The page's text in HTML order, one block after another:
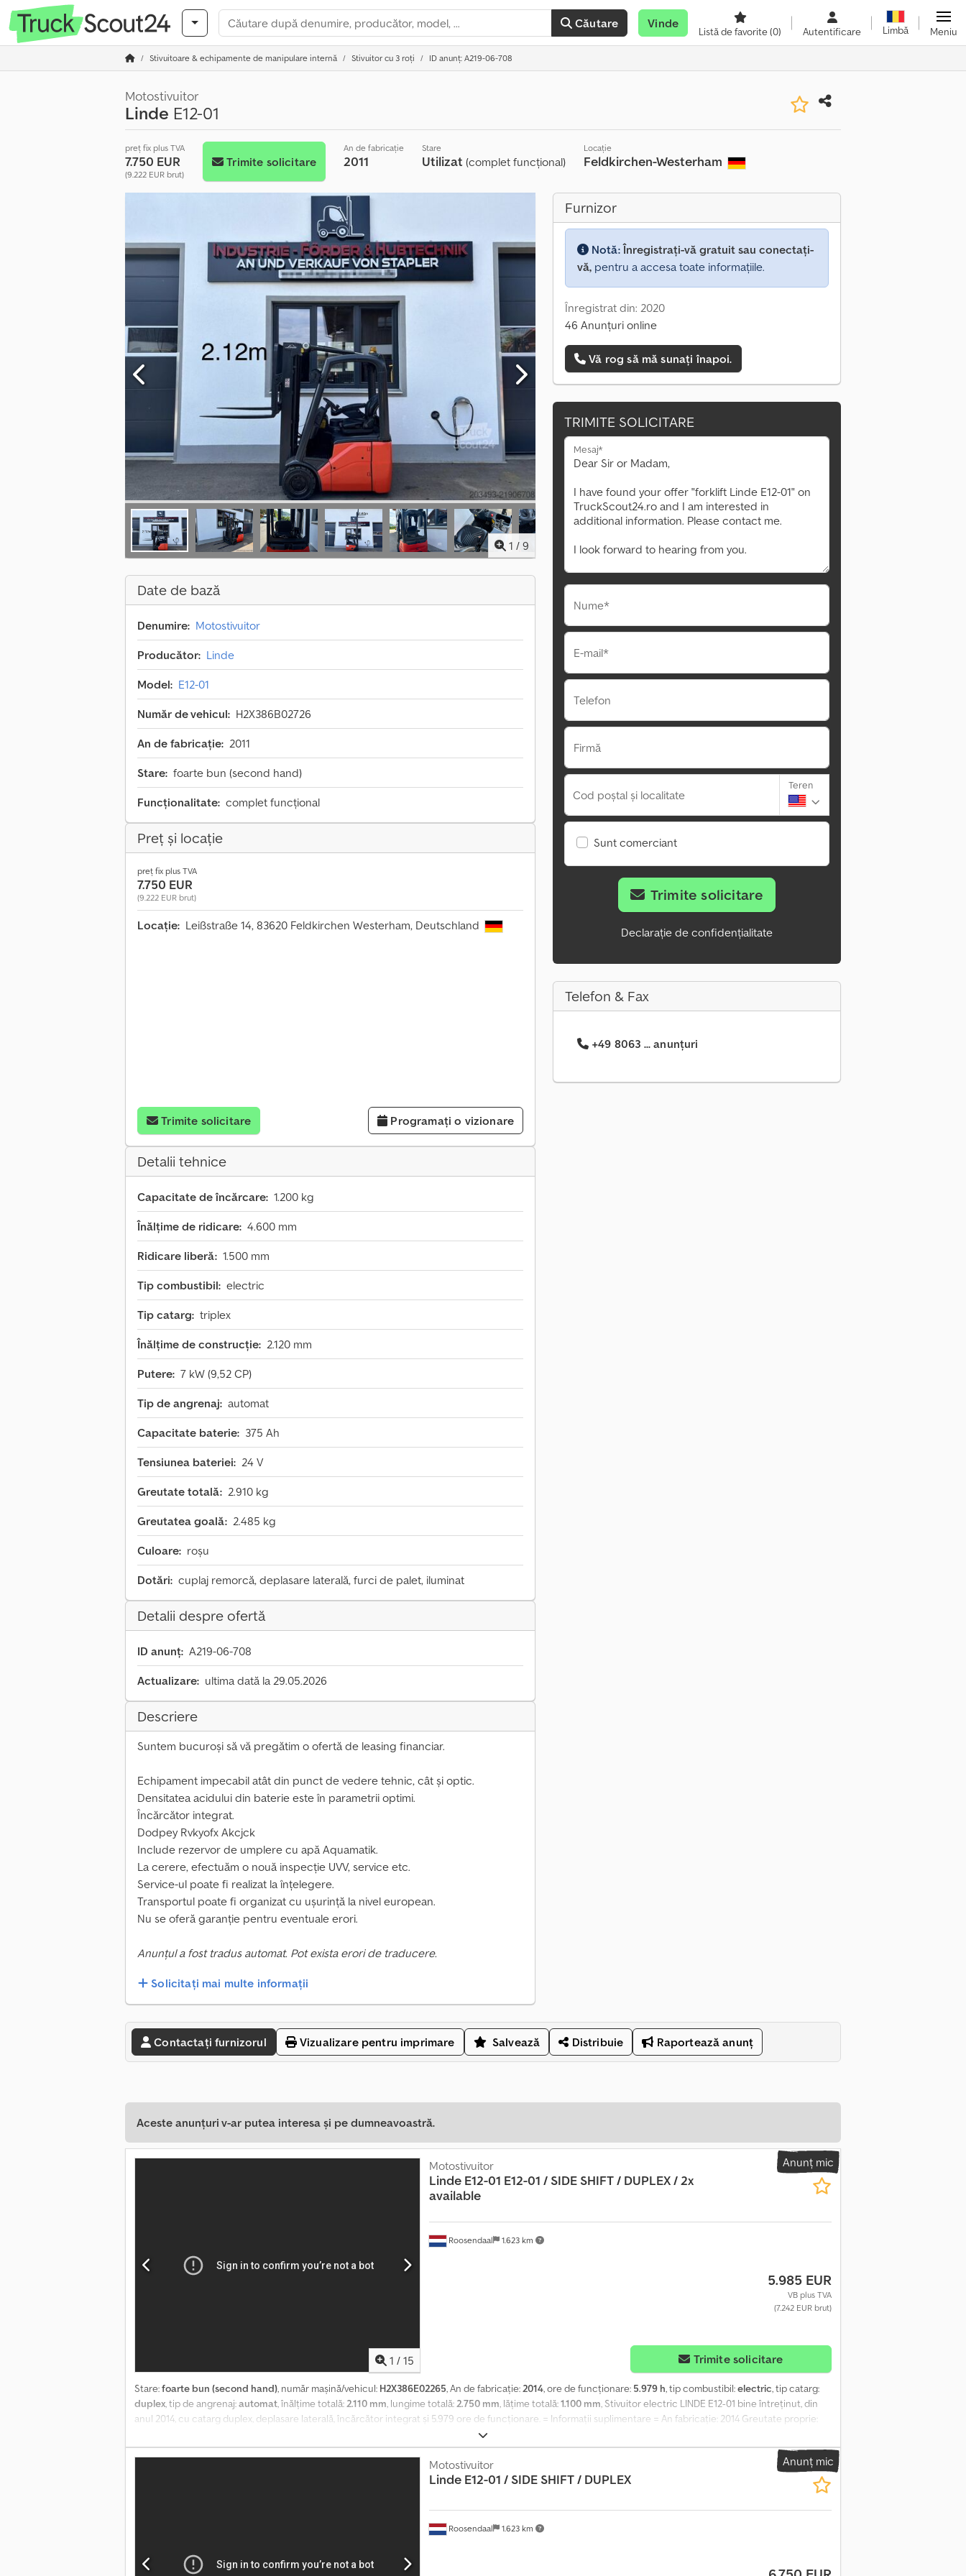
Căutare Vinde
Listă de favorite(0) Autentificare Limbă Meniu
Stivuitoare & echipamente de manipulare internă Stivuitor cu 3 roți ID anunț: A219-06-708
Motostivuitor
Linde E12-01
preț fix plus TVA
7.750 EUR
(9.222 EUR brut)
Trimite solicitare
An de fabricație
2011
Stare
Utilizat(complet funcțional)
Locație
Feldkirchen-Westerham
1 / 9
Date de bază
Denumire: Motostivuitor
Producător: Linde
Model: E12-01
Număr de vehicul: H2X386B02726
An de fabricație: 2011
Stare: foarte bun (second hand)
Funcționalitate: complet funcțional
Preț și locație
preț fix plus TVA
7.750 EUR
(9.222 EUR brut)
Locație: Leißstraße 14, 83620 Feldkirchen Westerham, Deutschland
Trimite solicitare Programați o vizionare
Detalii tehnice
Capacitate de încărcare: 1.200 kg
Înălțime de ridicare: 4.600 mm
Ridicare liberă: 1.500 mm
Tip combustibil: electric
Tip catarg: triplex
Înălțime de construcție: 2.120 mm
Putere: 7 kW (9,52 CP)
Tip de angrenaj: automat
Capacitate baterie: 375 Ah
Tensiunea bateriei: 24 V
Greutate totală: 2.910 kg
Greutatea goală: 2.485 kg
Culoare: roșu
Dotări: cuplaj remorcă, deplasare laterală, furci de palet, iluminat
Detalii despre ofertă
ID anunț: A219-06-708
Actualizare: ultima dată la 29.05.2026
Descriere
Suntem bucuroși să vă pregătim o ofertă de leasing financiar.
Echipament impecabil atât din punct de vedere tehnic, cât și optic.
Densitatea acidului din baterie este în parametrii optimi.
Încărcător integrat.
Dodpey Rvkyofx Akcjck
Include rezervor de umplere cu apă Aquamatik.
La cerere, efectuăm o nouă inspecție UVV, service etc.
Service-ul poate fi realizat la înțelegere.
Transportul poate fi organizat cu ușurință la nivel european.
Nu se oferă garanție pentru eventuale erori.
Anunțul a fost tradus automat. Pot exista erori de traducere.
Solicitați mai multe informații
Furnizor
Notă:Înregistrați-vă gratuit sau conectați-
vă, pentru a accesa toate informațiile.
Înregistrat din: 2020
46 Anunțuri online
Vă rog să mă sunați înapoi.
TRIMITE SOLICITARE
Mesaj*
Nume*
E-mail*
Telefon
Firmă
Cod poștal și localitate
Teren
Sunt comerciant
Trimite solicitare
Declarație de confidențialitate
Telefon & Fax
+49 8063 ... anunțuri
Contactați furnizorul Vizualizare pentru imprimare Salvează Distribuie Raportează anunț
Aceste anunțuri v-ar putea interesa și pe dumneavoastră.
Anunț mic
1 / 15
Roosendaal 1.623 km
Motostivuitor
Linde E12-01 E12-01 / SIDE SHIFT / DUPLEX / 2x
available
5.985 EUR
VB plus TVA
(7.242 EUR brut)
Trimite solicitare
Stare:foarte bun (second hand), număr mașină/vehicul: H2X386E02265, An de fabricație:2014, ore de funcționare: 5.979 h, tip combustibil:electric, tip catarg:
duplex, tip de angrenaj:automat, înălțime totală:2.110 mm, lungime totală:2.750 mm, lățime totală:1.100 mm, Stivuitor electric LINDE E12-01 bine întreținut, din
anul 2014, cu catarg duplex, deplasare laterală, încărcător integrat și 5.979 ore de funcționare. = Informații suplimentare = An fabricație: 2014 Greutate proprie:
2.360 kg Capacitate de ridicare: 1.200 kg Stare tehnică: foarte bună Stare vizuală: foarte bună Pentru mai multe informații, contactați-l pe Arne Honingh.
Dcjdpfozrngmsx Akcok
Anunț mic
Roosendaal 1.623 km
Motostivuitor
Linde E12-01 / SIDE SHIFT / DUPLEX